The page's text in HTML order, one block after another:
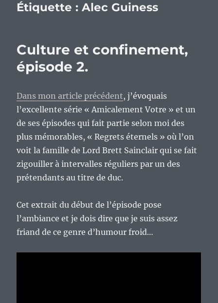
Étiquette :Alec Guiness
Culture et confinement,
épisode 2.
Dans mon article précédent, j’évoquais
l’excellente série « Amicalement Votre » et un
de ses épisodes qui fait partie selon moi des
plus mémorables, « Regrets éternels » où l’on
voit la famille de Lord Brett Sainclair qui se fait
zigouiller à intervalles réguliers par un des
prétendants au titre de duc.
Cet extrait du début de l’épisode pose
l’ambiance et je dois dire que je suis assez
friand de ce genre d’humour froid…